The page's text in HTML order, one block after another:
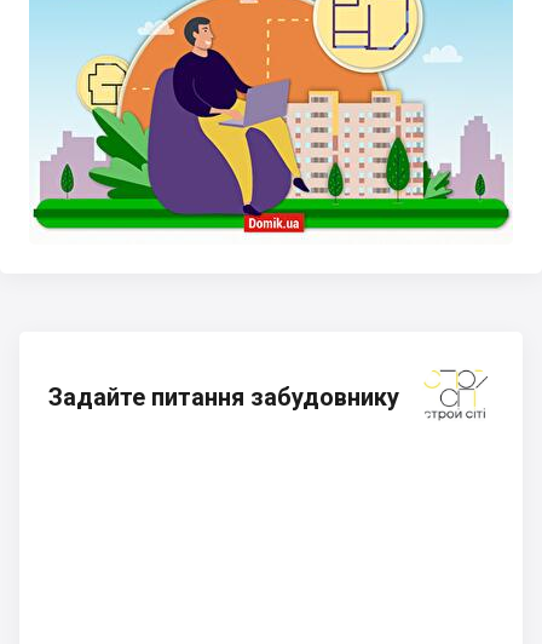
Задайте питання забудовнику